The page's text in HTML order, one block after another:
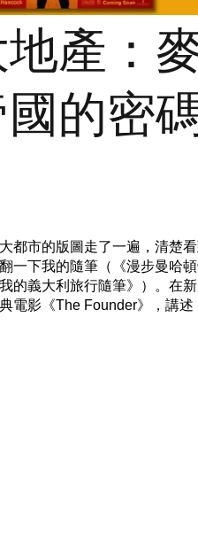
產：
的密
都市的版圖走了一遍，清楚
一下我的隨筆（《漫步曼哈
的義大利旅行隨筆》）。在
電影《The Founder》，講述